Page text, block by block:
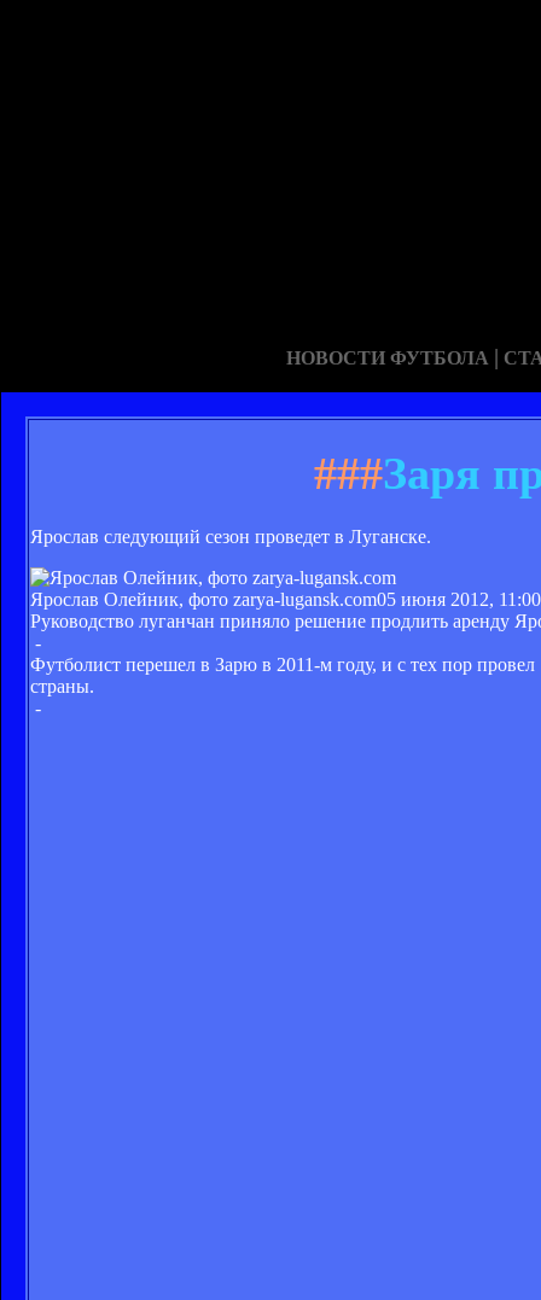
НОВОСТИ ФУТБОЛА |
###Заря
Ярослав следующий сезон проведет в Луганске.
Ярослав Олейник, фото zarya-lugansk.com05 июня 2012, 11:00
Руководство луганчан приняло решение продлить аренду
-
Футболист перешел в Зарю в 2011-м году, и с тех пор
страны.
-